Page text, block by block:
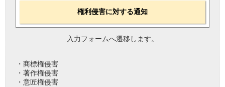
権利侵害に対する通知
入力フォームへ遷移します。
・商標権侵害
・著作権侵害
・意匠権侵害